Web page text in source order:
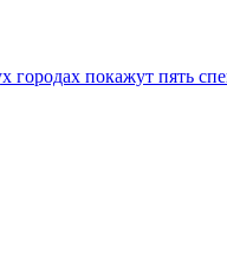
покажут пять